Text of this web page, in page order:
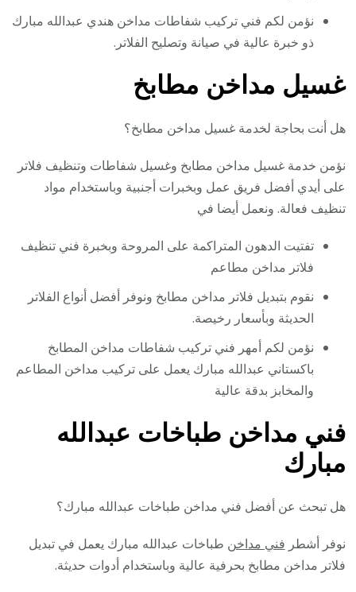
نؤمن لكم فني تركيب شفاطات مداخن هندي عبدالله مبارك
ذو خبرة عالية في صيانة وتصليح الفلاتر.
غسيل مداخن مطابخ
هل أنت بحاجة لخدمة غسيل مداخن مطابخ؟
نؤمن خدمة غسيل مداخن مطابخ وغسيل شفاطات وتنظيف فلاتر
على أيدي أفضل فريق عمل وبخبرات أجنبية وباستخدام مواد
تنظيف فعالة. ونعمل أيضا في
تفتيت الدهون المتراكمة على المروحة وبخبرة فني تنظيف
فلاتر مداخن مطاعم
نقوم بتبديل فلاتر مداخن مطابخ ونوفر أفضل أنواع الفلاتر
الحديثة وبأسعار رخيصة.
نؤمن لكم أمهر فني تركيب شفاطات مداخن المطابخ
باكستاني عبدالله مبارك يعمل على تركيب مداخن المطاعم
والمخابز بدقة عالية
فني مداخن طباخات عبدالله
مبارك
هل تبحث عن أفضل فني مداخن طباخات عبدالله مبارك؟
نوفر أشطر فني مداخن طباخات عبدالله مبارك يعمل في تبديل
فلاتر مداخن مطابخ بحرفية عالية وباستخدام أدوات حديثة.